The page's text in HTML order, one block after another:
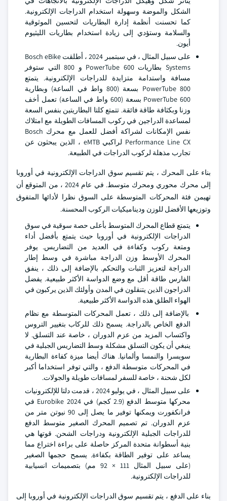
الشكل والموضة وسهولة استخدام الدراجات الإلكترونية.
كما تحسنت أنظمة إدارة البطاريات لتحسين الموثوقية
والسلامة وستؤدي إلى زيادة استخدام بطاريات الليثيوم
أيون.
على سبيل المثال ، في سبتمبر 2024 ، أطلقت Bosch eBike
Systems بطاريات PowerTube 600 و 800 التي ستوفر
مسافة واستدامة متزايدة للدراجات الإلكترونية. يتمتع
PowerTube 800 بسعة (800 واط في الساعة) وبطارية
PowerTube 600 بسعة (600 واط في الساعة) تعمل أخف
وزنا وبكثافة طاقة فائقة. تتمتع كلتا البطاريتين بنفس السعة
لمساعدة الدراجين في ركوب المسافات الطويلة مع امتلاك
نفس الإمكانات لشراكة أفضل للعمل مع محرك Bosch
Performance Line CX لراكبي eMTB ، الذين يبحثون عن
تجارب مذهلة لركوب الدراجات في الطبيعة.
بناء على المحرك ، يتم تقسيم سوق الدراجات الإلكترونية في أوروبا
إلى محرك محوري ومحرك متوسط. في عام 2024 ، من المتوقع أن
تهيمن فئة المحركات المتوسطة على السوق نظرا لأدائها المتفوق
وتوزيعها الأفضل للوزن وديناميكيات الركوب المحسنة.
يتمتع قطاع المحرك المتوسط بأعلى حصة سوقية في سوق
الدراجات الإلكترونية في أوروبا حيث يتمتع بأفضل أداء
ومتعة ركوب وكفاءة في العديد من التضاريس. يوفر
المحرك الأوسط وزن الدراجة مباشرة في وسط إطار
الدراجة لتعزيز الثبات والتحكم. بالإضافة إلى ذلك ، ينفق
الفارس طاقة أقل مع وضع الدواسة الأكثر طبيعية. يفضل
الدراجون الذين يتنقلون في المدن وأولئك الذين يركبون في
الهواء الطلق هذه الدواسة الأكثر طبيعية.
بالإضافة إلى ذلك ، تعمل المحركات المتوسطة مع نظام
الدفع الخاص بالدراجة. يسمح ذلك للركاب بتغيير التروس
واكتساب المزيد من عزم الدوران ، خاصة عند التسلق. لا
ينبغي أن يكون التسلق مشكلة وسط التضاريس الجبلية في
سويسرا والنمسا وألمانيا. هناك أيضا ميزة كفاءة البطارية
في المحركات متوسطة الدفع ، والتي توفر استخداما أكبر
لكل شحنة ، خاصة للسفر لمسافات طويلة والجولات.
على سبيل المثال ، في يوليو 2024 ، قدمت دلتا للإلكترونيات
محركها متوسط الدفع (2.9 كجم) في Eurobike 2024 في
فرانكفورت ويمكنها توفير ما يصل إلى 90 نيوتن متر من
عزم الدوران. تم تصميم المحرك الصغير متوسط الدفع
للدراجات الجبلية الإلكترونية ودراجات الشحن. قوتها هي
بنية أسطوانة متحدة المركز حاصلة على براءة اختراع مما
يساعد على توفير الطاقة بكفاءة. يسمح حجمها الصغير
(على سبيل المثال 111 × 92 مم) بتصميمات انسيابية
للدراجات الإلكترونية.
بناء على الدفع ، يتم تقسيم سوق الدراجات الإلكترونية في أوروبا إلى